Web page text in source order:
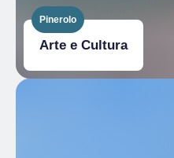
Pinerolo
Arte e Cultura